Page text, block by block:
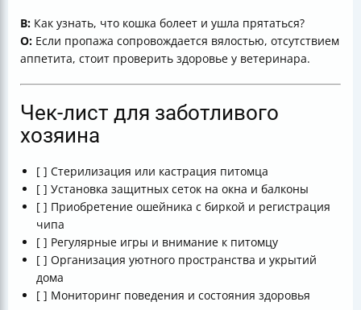
В: Как узнать, что кошка болеет и ушла прятаться?
О: Если пропажа сопровождается вялостью, отсутствием
аппетита, стоит проверить здоровье у ветеринара.
Чек-лист для заботливого
хозяина
[ ] Стерилизация или кастрация питомца
[ ] Установка защитных сеток на окна и балконы
[ ] Приобретение ошейника с биркой и регистрация
чипа
[ ] Регулярные игры и внимание к питомцу
[ ] Организация уютного пространства и укрытий
дома
[ ] Мониторинг поведения и состояния здоровья